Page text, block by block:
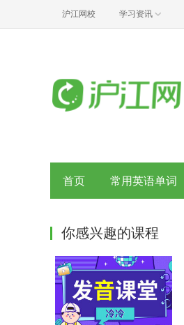
沪江网校 学习资讯
首页 常用英语单词
你感兴趣的课程